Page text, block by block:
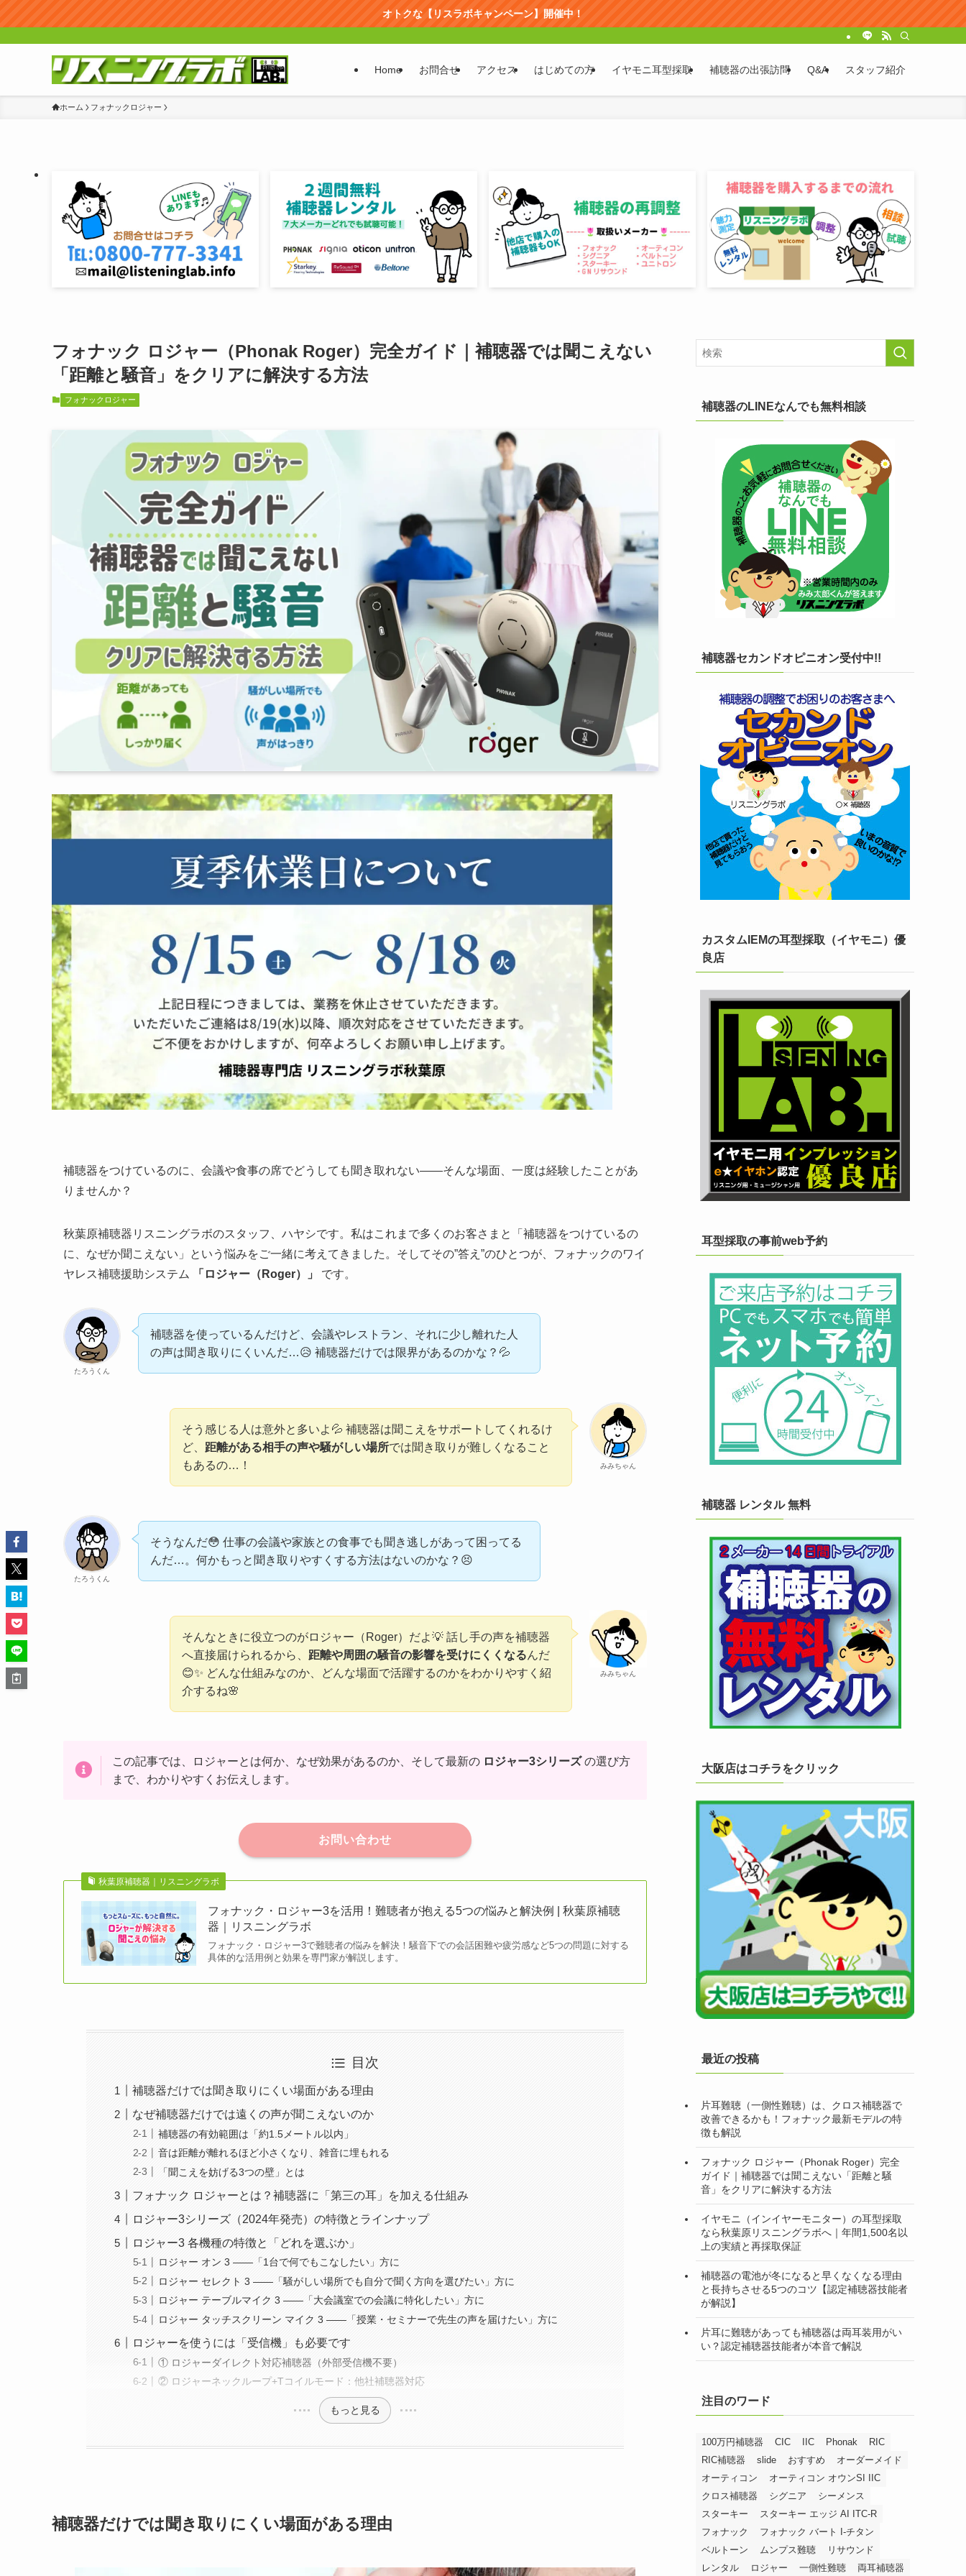
オトクな【リスラボキャンペーン】開催中！
Home お問合せ アクセス はじめての方 イヤモニ耳型採取 補聴器の出張訪問 Q&A スタッフ紹介
ホーム フォナックロジャー
フォナック ロジャー（Phonak Roger）完全ガイド｜補聴器では聞こえない
「距離と騒音」をクリアに解決する方法
フォナックロジャー
補聴器をつけているのに、会議や食事の席でどうしても聞き取れない——そんな場面、一度は経験したことがあ
りませんか？
秋葉原補聴器リスニングラボのスタッフ、ハヤシです。私はこれまで多くのお客さまと「補聴器をつけているの
に、なぜか聞こえない」という悩みをご一緒に考えてきました。そしてその”答え”のひとつが、フォナックのワイ
ヤレス補聴援助システム
「ロジャー（Roger）」 です。
たろうくん
補聴器を使っているんだけど、会議やレストラン、それに少し離れた人
の声は聞き取りにくいんだ…😥 補聴器だけでは限界があるのかな？💦
みみちゃん
そう感じる人は意外と多いよ💦 補聴器は聞こえをサポートしてくれるけ
ど、 距離がある相手の声や騒がしい場所では聞き取りが難しくなること
もあるの…！
たろうくん
そうなんだ😳 仕事の会議や家族との食事でも聞き逃しがあって困ってる
んだ…。何かもっと聞き取りやすくする方法はないのかな？😣
みみちゃん
そんなときに役立つのがロジャー（Roger）だよ💡 話し手の声を補聴器
へ直接届けられるから、 距離や周囲の騒音の影響を受けにくくなるんだ
😊✨ どんな仕組みなのか、どんな場面で活躍するのかをわかりやすく紹
介するね🌸
この記事では、ロジャーとは何か、なぜ効果があるのか、そして最新の ロジャー3シリーズの選び方
まで、わかりやすくお伝えします。
お問い合わせ
秋葉原補聴器｜リスニングラボ
フォナック・ロジャー3を活用！難聴者が抱える5つの悩みと解決例 | 秋葉原補聴
器｜リスニングラボ
フォナック・ロジャー3で難聴者の悩みを解決！騒音下での会話困難や疲労感など5つの問題に対する
具体的な活用例と効果を専門家が解説します。
目次
補聴器だけでは聞き取りにくい場面がある理由
なぜ補聴器だけでは遠くの声が聞こえないのか
補聴器の有効範囲は「約1.5メートル以内」
音は距離が離れるほど小さくなり、雑音に埋もれる
「聞こえを妨げる3つの壁」とは
フォナック ロジャーとは？補聴器に「第三の耳」を加える仕組み
ロジャー3シリーズ（2024年発売）の特徴とラインナップ
ロジャー3 各機種の特徴と「どれを選ぶか」
ロジャー オン 3 ——「1台で何でもこなしたい」方に
ロジャー セレクト 3 ——「騒がしい場所でも自分で聞く方向を選びたい」方に
ロジャー テーブルマイク 3 ——「大会議室での会議に特化したい」方に
ロジャー タッチスクリーン マイク 3 ——「授業・セミナーで先生の声を届けたい」方に
ロジャーを使うには「受信機」も必要です
① ロジャーダイレクト対応補聴器（外部受信機不要）
② ロジャーネックループ+Tコイルモード：他社補聴器対応
もっと見る
補聴器だけでは聞き取りにくい場面がある理由
補聴器のLINEなんでも無料相談
補聴器セカンドオピニオン受付中!!
カスタムIEMの耳型採取（イヤモニ）優
良店
耳型採取の事前web予約
補聴器 レンタル 無料
大阪店はコチラをクリック
最近の投稿
片耳難聴（一側性難聴）は、クロス補聴器で
改善できるかも！フォナック最新モデルの特
徴も解説
フォナック ロジャー（Phonak Roger）完全
ガイド｜補聴器では聞こえない「距離と騒
音」をクリアに解決する方法
イヤモニ（インイヤーモニター）の耳型採取
なら秋葉原リスニングラボへ｜年間1,500名以
上の実績と再採取保証
補聴器の電池が冬になると早くなくなる理由
と長持ちさせる5つのコツ【認定補聴器技能者
が解説】
片耳に難聴があっても補聴器は両耳装用がい
い？認定補聴器技能者が本音で解説
注目のワード
100万円補聴器 CIC IIC Phonak
RIC
RIC補聴器
slide おすすめ
オーダーメイド
オーティコン
オーティコン オウンSI IIC
クロス補聴器
シグニア
シーメンス
スターキー
スターキー エッジ AI ITC-R
フォナック
フォナック バート I-チタン
ベルトーン
ムンプス難聴
リサウンド
レンタル
ロジャー 一側性難聴 両耳補聴器